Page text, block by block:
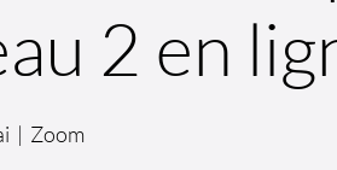
2 en
  |
Zoom